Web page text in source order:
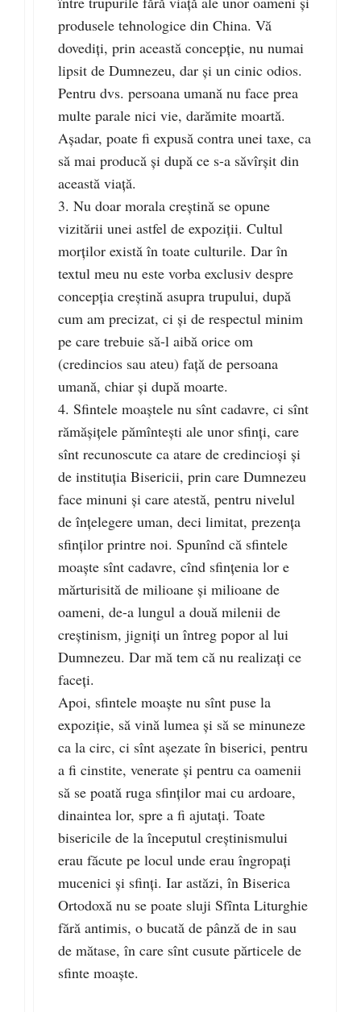
produsele tehnologice din China. Vă
dovediţi, prin această concepţie, nu numai
lipsit de Dumnezeu, dar şi un cinic odios.
Pentru dvs. persoana umană nu face prea
multe parale nici vie, darămite moartă.
Aşadar, poate fi expusă contra unei taxe, ca
să mai producă şi după ce s-a săvîrşit din
această viaţă.
3. Nu doar morala creştină se opune
vizitării unei astfel de expoziţii. Cultul
morţilor există în toate culturile. Dar în
textul meu nu este vorba exclusiv despre
concepţia creştină asupra trupului, după
cum am precizat, ci şi de respectul minim
pe care trebuie să-l aibă orice om
(credincios sau ateu) faţă de persoana
umană, chiar şi după moarte.
4. Sfintele moaştele nu sînt cadavre, ci sînt
rămăşiţele pămînteşti ale unor sfinţi, care
sînt recunoscute ca atare de credincioşi şi
de instituţia Bisericii, prin care Dumnezeu
face minuni şi care atestă, pentru nivelul
de înţelegere uman, deci limitat, prezenţa
sfinţilor printre noi. Spunînd că sfintele
moaşte sînt cadavre, cînd sfinţenia lor e
mărturisită de milioane şi milioane de
oameni, de-a lungul a două milenii de
creştinism, jigniţi un întreg popor al lui
Dumnezeu. Dar mă tem că nu realizaţi ce
faceţi.
Apoi, sfintele moaşte nu sînt puse la
expoziţie, să vină lumea şi să se minuneze
ca la circ, ci sînt aşezate în biserici, pentru
a fi cinstite, venerate şi pentru ca oamenii
să se poată ruga sfinţilor mai cu ardoare,
dinaintea lor, spre a fi ajutaţi. Toate
bisericile de la începutul creştinismului
erau făcute pe locul unde erau îngropaţi
mucenici şi sfinţi. Iar astăzi, în Biserica
Ortodoxă nu se poate sluji Sfînta Liturghie
fără antimis, o bucată de pânză de in sau
de mătase, în care sînt cusute părticele de
sfinte moaşte.